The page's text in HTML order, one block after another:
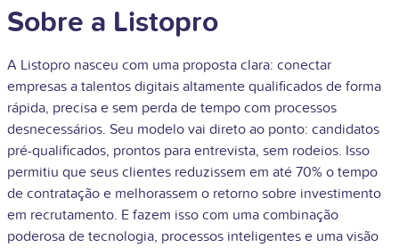
Sobre a Listopro
A Listopro nasceu com uma proposta clara: conectar
empresas a talentos digitais altamente qualificados de forma
rápida, precisa e sem perda de tempo com processos
desnecessários. Seu modelo vai direto ao ponto: candidatos
pré-qualificados, prontos para entrevista, sem rodeios. Isso
permitiu que seus clientes reduzissem em até 70% o tempo
de contratação e melhorassem o retorno sobre investimento
em recrutamento. E fazem isso com uma combinação
poderosa de tecnologia, processos inteligentes e uma visão